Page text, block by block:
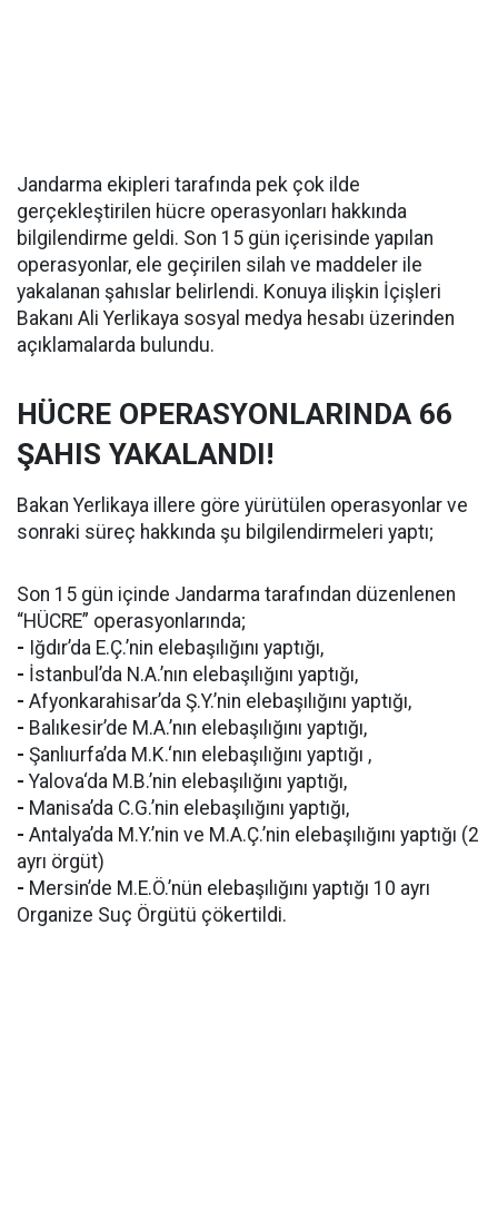
Jandarma ekipleri tarafında pek çok ilde
gerçekleştirilen hücre operasyonları hakkında
bilgilendirme geldi. Son 15 gün içerisinde yapılan
operasyonlar, ele geçirilen silah ve maddeler ile
yakalanan şahıslar belirlendi. Konuya ilişkin İçişleri
Bakanı Ali Yerlikaya sosyal medya hesabı üzerinden
açıklamalarda bulundu.
HÜCRE OPERASYONLARINDA 66
ŞAHIS YAKALANDI!
Bakan Yerlikaya illere göre yürütülen operasyonlar ve
sonraki süreç hakkında şu bilgilendirmeleri yaptı;
Son 15 gün içinde Jandarma tarafından düzenlenen
“HÜCRE” operasyonlarında;
- Iğdır’da E.Ç.’nin elebaşılığını yaptığı,
- İstanbul’da N.A.’nın elebaşılığını yaptığı,
- Afyonkarahisar’da Ş.Y.’nin elebaşılığını yaptığı,
- Balıkesir’de M.A.’nın elebaşılığını yaptığı,
- Şanlıurfa’da M.K.‘nın elebaşılığını yaptığı ,
- Yalova‘da M.B.’nin elebaşılığını yaptığı,
- Manisa’da C.G.’nin elebaşılığını yaptığı,
- Antalya’da M.Y.’nin ve M.A.Ç.’nin elebaşılığını yaptığı (2
ayrı örgüt)
- Mersin’de M.E.Ö.’nün elebaşılığını yaptığı 10 ayrı
Organize Suç Örgütü çökertildi.